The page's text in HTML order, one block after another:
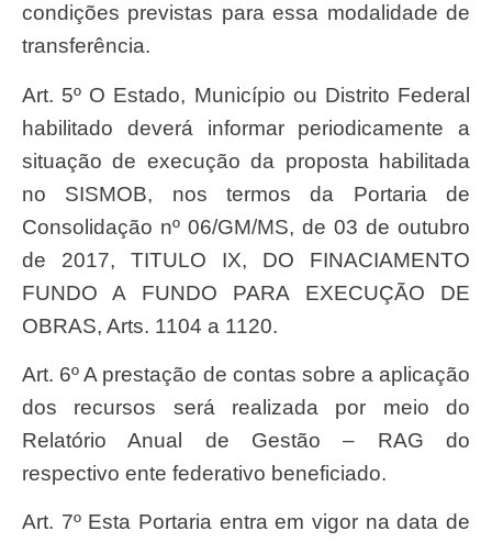
condições previstas para essa modalidade de
transferência.
Art. 5º O Estado, Município ou Distrito Federal
habilitado deverá informar periodicamente a
situação de execução da proposta habilitada
no SISMOB, nos termos da Portaria de
Consolidação nº 06/GM/MS, de 03 de outubro
de 2017, TITULO IX, DO FINACIAMENTO
FUNDO A FUNDO PARA EXECUÇÃO DE
OBRAS, Arts. 1104 a 1120.
Art. 6º A prestação de contas sobre a aplicação
dos recursos será realizada por meio do
Relatório Anual de Gestão – RAG do
respectivo ente federativo beneficiado.
Art. 7º Esta Portaria entra em vigor na data de